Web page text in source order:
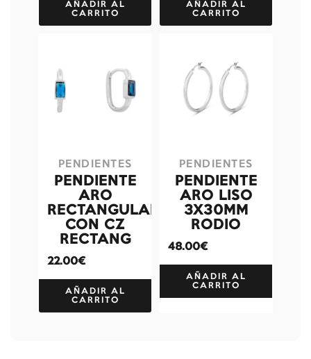
AÑADIR AL
CARRITO
AÑADIR AL
CARRITO
PENDIENTES
PENDIENTE
ARO
RECTANGULAR
CON CZ
RECTANG
22.00€
AÑADIR AL
CARRITO
PENDIENTES
PENDIENTE
ARO LISO
3X30MM
RODIO
48.00€
AÑADIR AL
CARRITO